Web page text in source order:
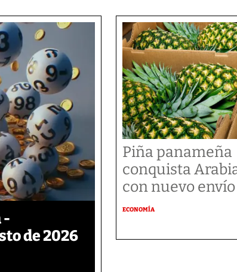
-
de 2026
Piña panameña
conquista
con nuevo
ECONOMÍA